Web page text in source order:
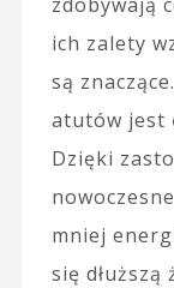
ich zalety
są
atutów jest
Dzięki
mniej
się dłuższą